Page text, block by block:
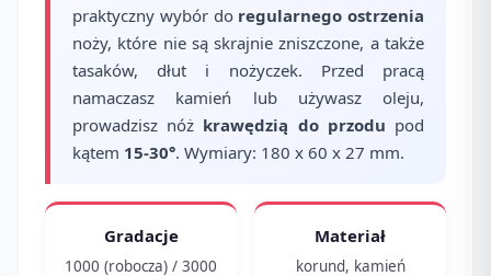
praktyczny wybór do regularnego ostrzenia
noży, które nie są skrajnie zniszczone, a także
tasaków, dłut i nożyczek. Przed pracą
namaczasz kamień lub używasz oleju,
prowadzisz nóż krawędzią do przodu pod
kątem 15-30°. Wymiary: 180 x 60 x 27 mm.
Gradacje
1000 (robocza) / 3000
Materiał
korund, kamień